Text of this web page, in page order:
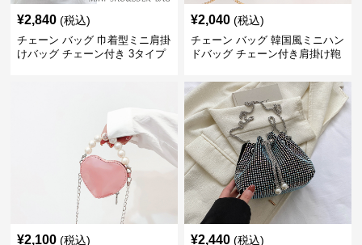
¥2,840 (税込)
チェーン バッグ 巾着型ミニ肩掛
けバッグ チェーン付き 3タイプ
¥2,040 (税込)
チェーン バッグ 韓国風ミニハン
ドバッグ チェーン付き肩掛け鞄
¥2,100 (税込) ¥2,440 (税込)